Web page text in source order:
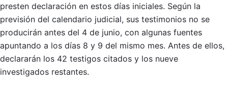
presten declaración en estos días iniciales. Según la
previsión del calendario judicial, sus testimonios no se
producirán antes del 4 de junio, con algunas fuentes
apuntando a los días 8 y 9 del mismo mes. Antes de ellos,
declararán los 42 testigos citados y los nueve
investigados restantes.